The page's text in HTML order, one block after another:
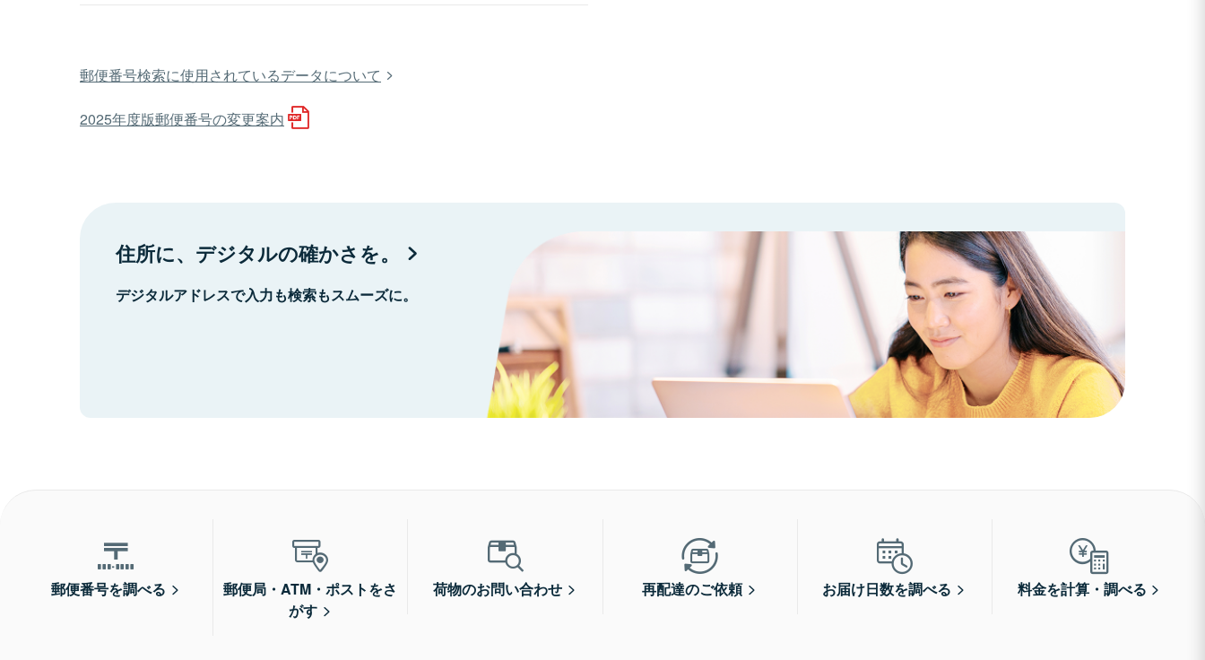
郵便番号検索に使用されているデータについて
2025年度版郵便番号の変更案内
住所に、デジタルの確かさを。
デジタルアドレスで入力も検索もスムーズに。
郵便番号を調べる
郵便局・ATM・ポストをさ
がす
荷物のお問い合わせ 再配達のご依頼 お届け日数を調べる 料金を計算・調べる